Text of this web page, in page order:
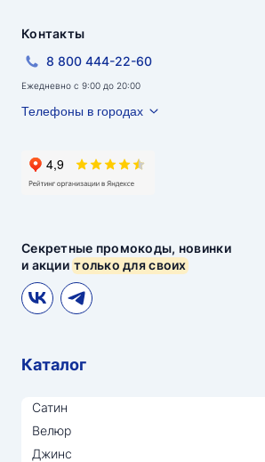
Секретные промокоды, новинки
и акциитолько для своих
Контакты
8 800 444-22-60
Ежедневно с 9:00 до 20:00
Телефоны в городах
Каталог
Сатин
Велюр
Джинс